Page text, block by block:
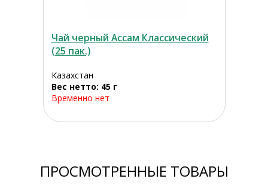
Чай черный Ассам Классический
(25 пак.)
Казахстан
Вес нетто: 45 г
Временно нет
ПРОСМОТРЕННЫЕ ТОВАРЫ